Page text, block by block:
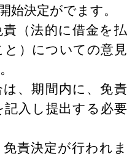
始決定がでます。
（法的に借金を払
）についての意見
、期間内に、免責
入し提出する必要
責決定が行われま